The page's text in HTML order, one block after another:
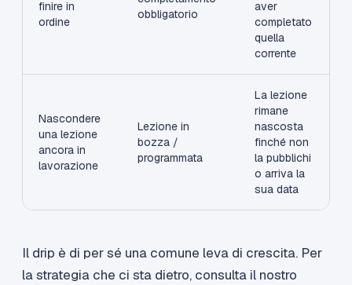
finire in
ordine
obbligatorio
aver
completato
quella
corrente
Nascondere
una lezione
ancora in
lavorazione
Lezione in
bozza /
programmata
La lezione
rimane
nascosta
finché non
la pubblichi
o arriva la
sua data
Il drip è di per sé una comune leva di crescita. Per
la strategia che ci sta dietro, consulta il nostro